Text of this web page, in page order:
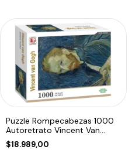
Puzzle Rompecabezas 1000
Autoretrato Vincent Van
Gogh
$18.989,00